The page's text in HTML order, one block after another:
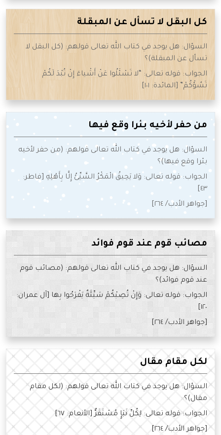
كل البقل لا تسأل عن المبقلة
السؤال: هل يوجد في كتاب الله تعالى قولهم: (كل البقل لا
تسأل عن المبقلة)؟
الجواب: قوله تعالى: “لا تَسْئَلُوا عَنْ أَشْياءَ إِنْ تُبْدَ لَكُمْ
تَسُؤْكُمْ” [المائدة: ١٠١]
من حفر لأخيه بئرا وقع فيها
السؤال: هل يوجد في كتاب الله تعالى قولهم: (من حفر لأخيه
بئرا وقع فيها)؟
الجواب: قوله تعالى: وَلا يَحِيقُ الْمَكْرُ السَّيِّئُ إِلَّا بِأَهْلِهِ [فاطر:
٤٣]
[جواهر الأدب/ ٢٦٤]
مصائب قوم عند قوم فوائد
السؤال: هل يوجد في كتاب الله تعالى قولهم: (مصائب قوم
عند قوم فوائد)؟
الجواب: قوله تعالى: وَإِنْ تُصِبْكُمْ سَيِّئَةٌ يَفْرَحُوا بِها [آل عمران:
١٢٠]
[جواهر الأدب/ ٢٦٤]
لكل مقام مقال
السؤال: هل يوجد في كتاب الله تعالى قولهم: (لكل مقام
مقال)؟
الجواب: قوله تعالى: لِكُلِّ نَبَإٍ مُسْتَقَرٌّ [الأنعام: ٦٧]
[جواهر الأدب/ ٢٦٤]